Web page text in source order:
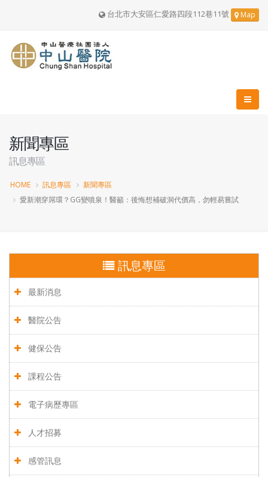
台北市大安區仁愛路四段112巷11號 Map
新聞專區
訊息專區
HOME 訊息專區
新聞專區
愛新潮穿屌環？GG變噴泉！醫籲：後悔想補破洞代價高，勿輕易嘗試
訊息專區
最新消息
醫院公告
健保公告
課程公告
電子病歷專區
人才招募
感管訊息